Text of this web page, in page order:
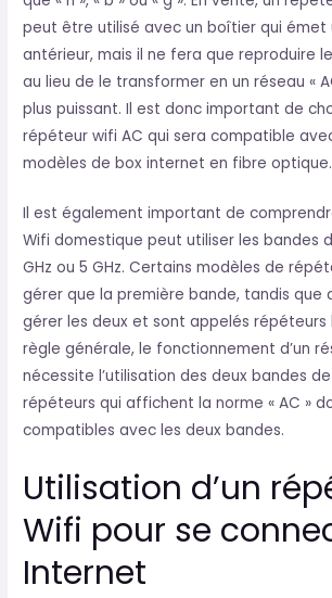
peut être utilisé avec un boîtier qui émet
antérieur, mais il ne fera que reproduire
au lieu de le transformer en un réseau «
plus puissant. Il est donc important de
répéteur wifi AC qui sera compatible
modèles de box internet en fibre optique.
Il est également important de
Wifi domestique peut utiliser les bandes
GHz ou 5 GHz. Certains modèles de
gérer que la première bande, tandis que
gérer les deux et sont appelés répéteurs
règle générale, le fonctionnement d’un
nécessite l’utilisation des deux bandes
répéteurs qui affichent la norme « AC »
compatibles avec les deux bandes.
Utilisation d’un
Wifi pour se
Internet